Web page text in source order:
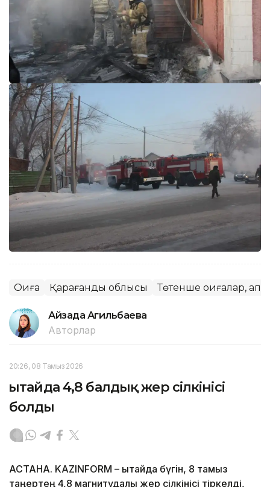
Оқиға Қарағанды облысы Төтенше оқиғалар,
Айзада Агильбаева
Авторлар
20:26, 08 Тамыз 2026
Қытайда 4,8 балдық жер сілкінісі
болды
АСТАНА. KAZINFORM – Қытайда бүгін, 8 тамыз
таңертең 4,8 магнитудалы жер сілкінісі тіркелді,